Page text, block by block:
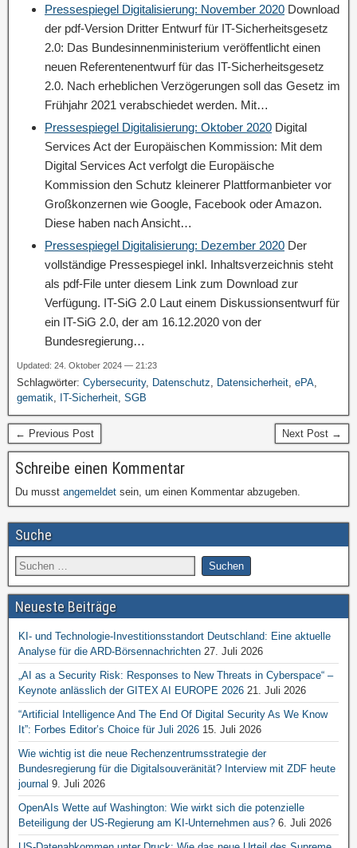
Pressespiegel Digitalisierung: November 2020 Download
der pdf-Version Dritter Entwurf für IT-Sicherheitsgesetz
2.0: Das Bundesinnenministerium veröffentlicht einen
neuen Referentenentwurf für das IT-Sicherheitsgesetz
2.0. Nach erheblichen Verzögerungen soll das Gesetz im
Frühjahr 2021 verabschiedet werden. Mit…
Pressespiegel Digitalisierung: Oktober 2020 Digital
Services Act der Europäischen Kommission: Mit dem
Digital Services Act verfolgt die Europäische
Kommission den Schutz kleinerer Plattformanbieter vor
Großkonzernen wie Google, Facebook oder Amazon.
Diese haben nach Ansicht…
Pressespiegel Digitalisierung: Dezember 2020 Der
vollständige Pressespiegel inkl. Inhaltsverzeichnis steht
als pdf-File unter diesem Link zum Download zur
Verfügung. IT-SiG 2.0 Laut einem Diskussionsentwurf für
ein IT-SiG 2.0, der am 16.12.2020 von der
Bundesregierung…
Updated: 24. Oktober 2024 — 21:23
Schlagwörter: Cybersecurity, Datenschutz, Datensicherheit, ePA,
gematik, IT-Sicherheit, SGB
← Previous Post Next Post →
Schreibe einen Kommentar
Du musst angemeldet sein, um einen Kommentar abzugeben.
Suche
Neueste Beiträge
KI- und Technologie-Investitionsstandort Deutschland: Eine aktuelle
Analyse für die ARD-Börsennachrichten 27. Juli 2026
„AI as a Security Risk: Responses to New Threats in Cyberspace“ –
Keynote anlässlich der GITEX AI EUROPE 2026 21. Juli 2026
“Artificial Intelligence And The End Of Digital Security As We Know
It”: Forbes Editor’s Choice für Juli 2026 15. Juli 2026
Wie wichtig ist die neue Rechenzentrumsstrategie der
Bundesregierung für die Digitalsouveränität? Interview mit ZDF heute
journal 9. Juli 2026
OpenAIs Wette auf Washington: Wie wirkt sich die potenzielle
Beteiligung der US-Regierung am KI-Unternehmen aus? 6. Juli 2026